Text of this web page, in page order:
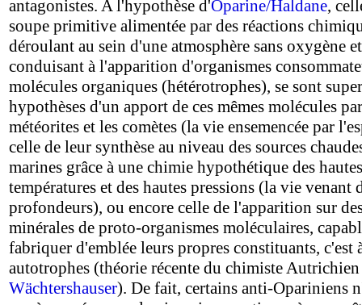
antagonistes. A l'hypothèse d'Oparine/Haldane,
soupe primitive alimentée par des réactions
déroulant au sein d'une atmosphère sans oxygène et
conduisant à l'apparition d'organismes
molécules organiques (hétérotrophes), se sont
hypothèses d'un apport de ces mêmes molécules
météorites et les comètes (la vie ensemencée par
celle de leur synthèse au niveau des sources
marines grâce à une chimie hypothétique des hautes
températures et des hautes pressions (la vie venant
profondeurs), ou encore celle de l'apparition sur
minérales de proto-organismes moléculaires,
fabriquer d'emblée leurs propres constituants, c'est
autotrophes (théorie récente du chimiste Autrichien
Wächtershauser). De fait, certains anti-Opariniens